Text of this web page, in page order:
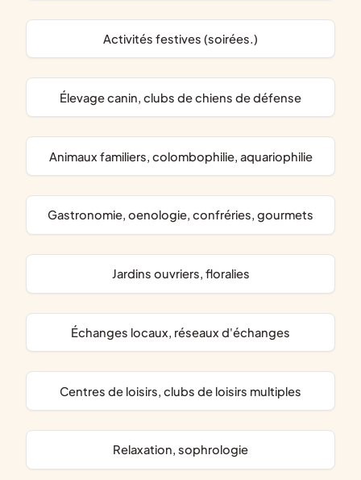
activités festives (soirées.)
élevage canin, clubs de chiens de défense
animaux familiers, colombophilie, aquariophilie
gastronomie, oenologie, confréries, gourmets
jardins ouvriers, floralies
échanges locaux, réseaux d'échanges
centres de loisirs, clubs de loisirs multiples
relaxation, sophrologie